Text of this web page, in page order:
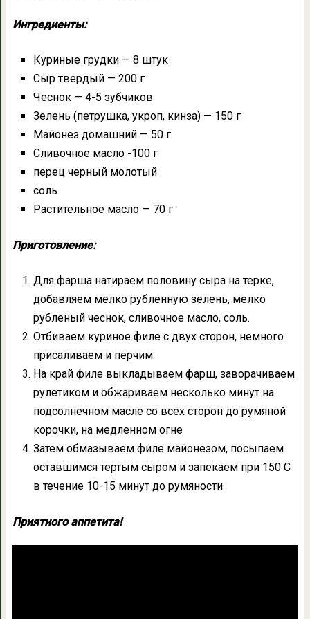
Ингредиенты:
Куриные грудки — 8 штук
Сыр твердый — 200 г
Чеснок — 4-5 зубчиков
Зелень (петрушка, укроп, кинза) — 150 г
Майонез домашний — 50 г
Сливочное масло -100 г
перец черный молотый
соль
Растительное масло — 70 г
Приготовление:
Для фарша натираем половину сыра на терке,
добавляем мелко рубленную зелень, мелко
рубленый чеснок, сливочное масло, соль.
Отбиваем куриное филе с двух сторон, немного
присаливаем и перчим.
На край филе выкладываем фарш, заворачиваем
рулетиком и обжариваем несколько минут на
подсолнечном масле со всех сторон до румяной
корочки, на медленном огне
Затем обмазываем филе майонезом, посыпаем
оставшимся тертым сыром и запекаем при 150 С
в течение 10-15 минут до румяности.
Приятного аппетита!